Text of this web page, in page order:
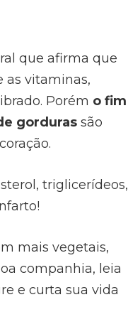
que afirma que
as vitaminas,
Porém o fim
gorduras são
triglicerídeos,
mais vegetais,
companhia, leia
e curta sua vida